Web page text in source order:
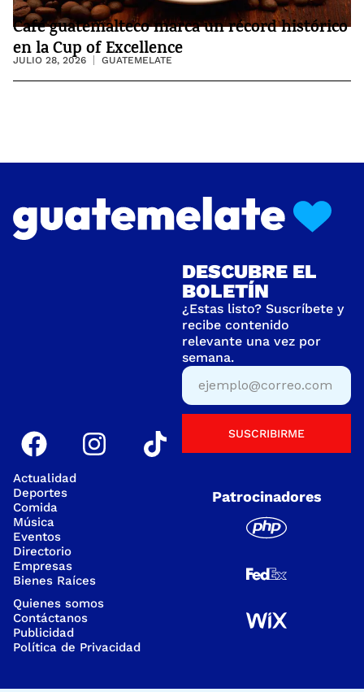
Café guatemalteco marca un récord histórico
en la Cup of Excellence
JULIO 28, 2026 GUATEMELATE
Actualidad
Deportes
Comida
Música
Eventos
Directorio
Empresas
Bienes Raíces
Quienes somos
Contáctanos
Publicidad
Política de Privacidad
DESCUBRE EL
BOLETÍN
¿Estas listo? Suscríbete y
recibe contenido
relevante una vez por
semana.
SUSCRIBIRME
Patrocinadores